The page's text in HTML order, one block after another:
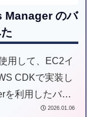
Manager のバ
用して、EC2イ
CDKで実装し
を利用したバッ
定期的な運用ま
2026.01.06